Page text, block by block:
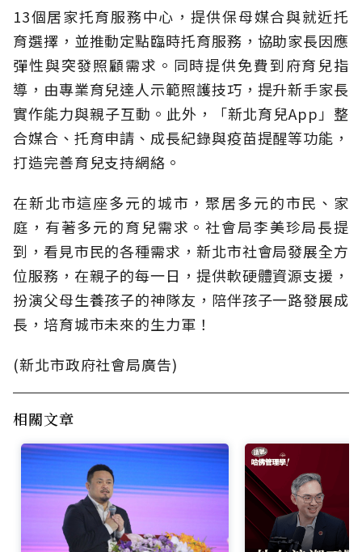
13個居家托育服務中心，提供保母媒合與就近托
育選擇，並推動定點臨時托育服務，協助家長因應
彈性與突發照顧需求。同時提供免費到府育兒指
導，由專業育兒達人示範照護技巧，提升新手家長
實作能力與親子互動。此外，「新北育兒App」整
合媒合、托育申請、成長紀錄與疫苗提醒等功能，
打造完善育兒支持網絡。
在新北市這座多元的城市，聚居多元的市民、家
庭，有著多元的育兒需求。社會局李美珍局長提
到，看見市民的各種需求，新北市社會局發展全方
位服務，在親子的每一日，提供軟硬體資源支援，
扮演父母生養孩子的神隊友，陪伴孩子一路發展成
長，培育城市未來的生力軍！
(新北市政府社會局廣告)
相關文章